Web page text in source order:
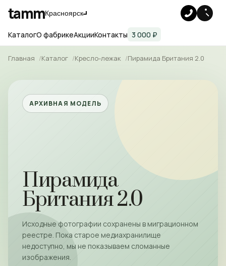
tammКрасноярск
КаталогО фабрикеАкцииКонтакты 3 000 ₽
Главная Каталог Кресло-лежак Пирамида Британия 2.0
АРХИВНАЯ МОДЕЛЬ
Пирамида
Британия 2.0
Исходные фотографии сохранены в миграционном
реестре. Пока старое медиахранилище
недоступно, мы не показываем сломанные
изображения.